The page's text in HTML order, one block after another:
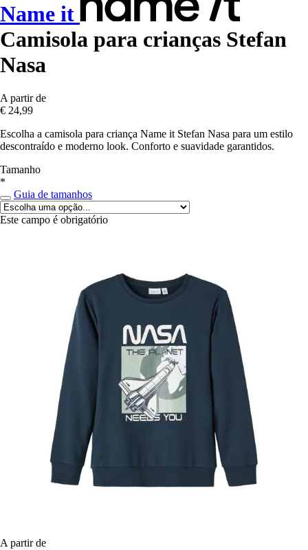
Name it
Camisola para crianças Stefan
Nasa
A partir de
€ 24,99
Escolha a camisola para criança Name it Stefan Nasa para um estilo
descontraído e moderno look. Conforto e suavidade garantidos.
Tamanho
*
Guia de tamanhos
Este campo é obrigatório
A partir de